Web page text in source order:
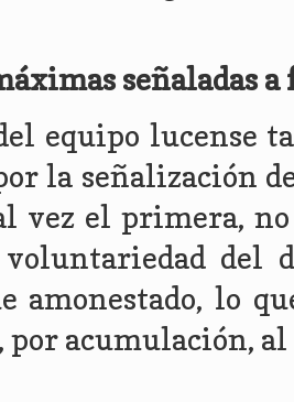
señaladas
equipo lucense
la señalización
vez el primera,
del
amonestado, lo
por acumulación, al